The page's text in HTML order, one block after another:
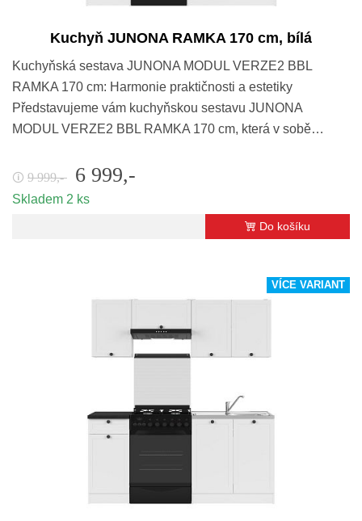
Kuchyň JUNONA RAMKA 170 cm, bílá
Kuchyňská sestava JUNONA MODUL VERZE2 BBL
RAMKA 170 cm: Harmonie praktičnosti a estetiky
Představujeme vám kuchyňskou sestavu JUNONA
MODUL VERZE2 BBL RAMKA 170 cm, která v sobě…
🛈 9 999,- 6 999,-
Skladem 2 ks
Do košíku
VÍCE VARIANT